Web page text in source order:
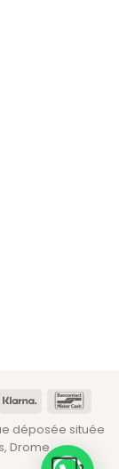
Klarna
déposée située
Drome